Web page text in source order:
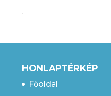
HONLAPTÉRKÉP
Főoldal